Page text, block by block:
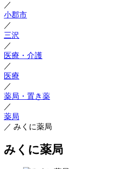
／
小郡市
／
三沢
／
医療・介護
／
医療
／
薬局・置き薬
／
薬局
／ みくに薬局
みくに薬局